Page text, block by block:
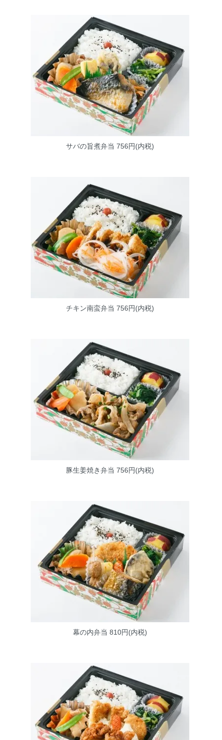
サバの旨煮弁当 756円(内税)
チキン南蛮弁当 756円(内税)
豚生姜焼き弁当 756円(内税)
幕の内弁当 810円(内税)